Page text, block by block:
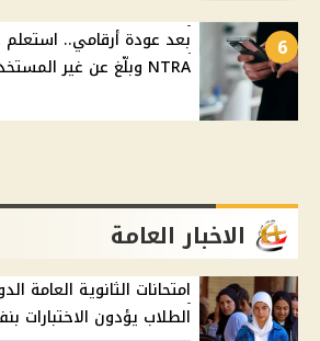
6
NTRA وبلّغ عن غير المستخدمة
الاخبار العامة
الطلاب يؤدون الاختبارات